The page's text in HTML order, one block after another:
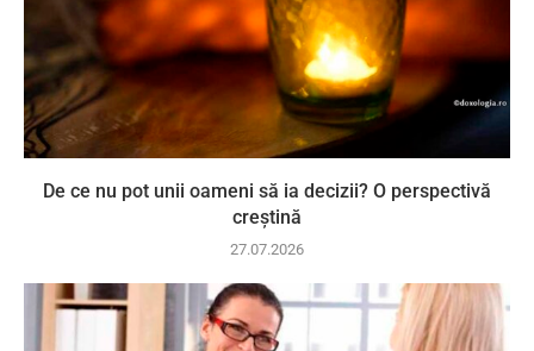
De ce nu pot unii oameni să ia decizii? O perspectivă
creștină
27.07.2026